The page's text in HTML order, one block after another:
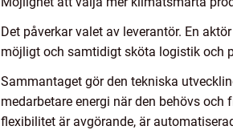
Det påverkar valet av leverantör. En
möjligt och samtidigt sköta logistik och
Sammantaget gör den tekniska
medarbetare energi när den behövs
flexibilitet är avgörande, är